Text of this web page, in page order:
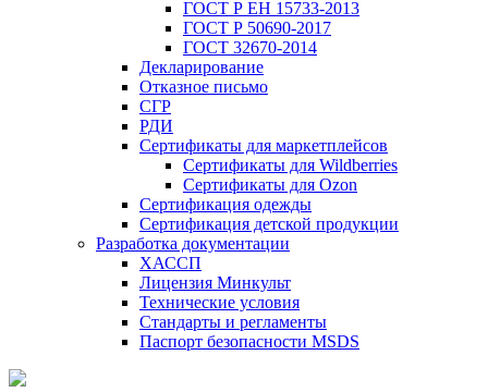
ГОСТ Р ЕН 15733-2013
ГОСТ Р 50690-2017
ГОСТ 32670-2014
Декларирование
Отказное письмо
СГР
РДИ
Сертификаты для маркетплейсов
Сертификаты для Wildberries
Сертификаты для Ozon
Сертификация одежды
Сертификация детской продукции
Разработка документации
ХАССП
Лицензия Минкульт
Технические условия
Стандарты и регламенты
Паспорт безопасности MSDS